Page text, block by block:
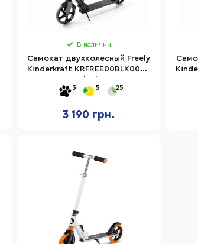
В наличии
Самокат двухколесный Freely
Kinderkraft KRFREE00BLK0000
3 5 25
3 190 грн.